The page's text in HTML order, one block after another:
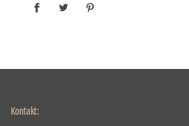
Kontakt: